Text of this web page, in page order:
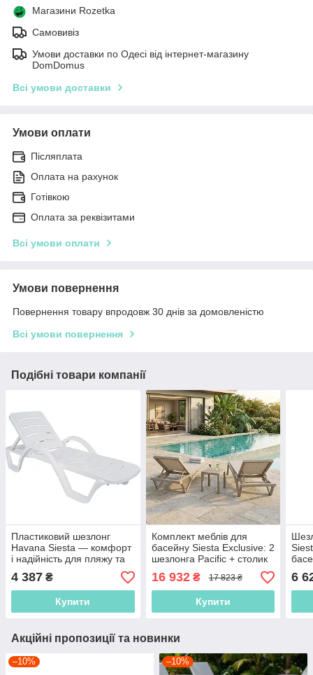
Магазини Rozetka
Самовивіз
Умови доставки по Одесі від інтернет-магазину
DomDomus
Всі умови доставки
Умови оплати
Післяплата
Оплата на рахунок
Готівкою
Оплата за реквізитами
Всі умови оплати
Умови повернення
Повернення товару впродовж 30 днів за домовленістю
Всі умови повернення
Подібні товари компанії
Пластиковий шезлонг
Havana Siesta — комфорт
і надійність для пляжу та
басейну
4 387 ₴
Купити
Комплект меблів для
басейну Siesta Exclusive: 2
шезлонга Pacific + столик
Ocean,
16 932₴ 17 823 ₴
Купити
та
6
Акційні пропозиції та новинки
–10% –10%